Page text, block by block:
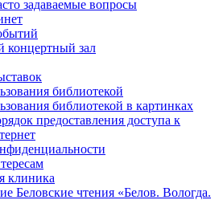
задаваемые вопросы
концертный зал
библиотекой
библиотекой в картинках
предоставления доступа к
клиника
Беловские чтения «Белов. Вологда.